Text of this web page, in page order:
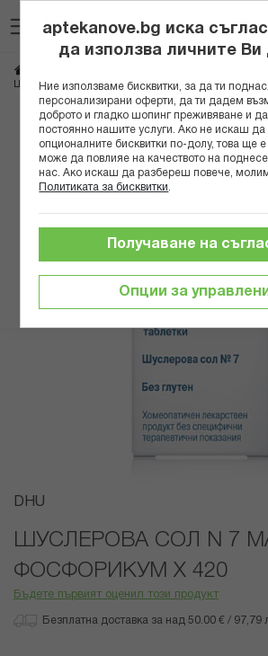
към
съдържанието
ШУСЛЕРОВА СОЛ N 7 МАГНЕЗИУМ ФОСФОРИКУМ Х
Преминете
края
Преминете
началото
галерия
със
DHU
ШУСЛЕРОВА СОЛ N 7
ФОСФОРИКУМ Х 420
Бъдете първият оценил този продукт
Безплатна доставка за над 50.00 € / 97,79
aptekanove.bg иска
да използва личните Ви
Ние използваме бисквитки, за да ти
персонализирани оферти, да ти дадем
доброто и гладко шопинг преживяване и
постоянно нашите услуги. Ако не искаш
опционалните бисквитки по-долу, това ще
може да повлияе на качеството на
нас. Ако искаш да разбереш повече,
Политиката за бисквитки
Опции за
Получаване на